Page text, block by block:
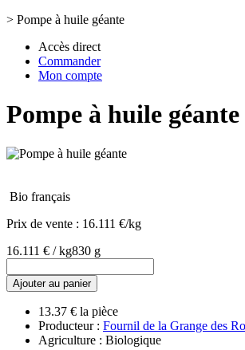
> Pompe à huile géante
Accès direct
Commander
Mon compte
Pompe à huile géante
Bio français
Prix de vente : 16.111 €/kg
16.111 € / kg830 g
Ajouter au panier
13.37 € la pièce
Producteur : Fournil de la Grange des
Agriculture : Biologique